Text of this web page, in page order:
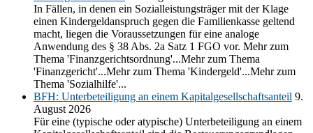
In Fällen, in denen ein Sozialleistungsträger mit der Klage
einen Kindergeldanspruch gegen die Familienkasse geltend
macht, liegen die Voraussetzungen für eine analoge
Anwendung des § 38 Abs. 2a Satz 1 FGO vor. Mehr zum
Thema 'Finanzgerichtsordnung'...Mehr zum Thema
'Finanzgericht'...Mehr zum Thema 'Kindergeld'...Mehr zum
Thema 'Sozialhilfe'...
BFH: Unterbeteiligung an einem Kapitalgesellschaftsanteil 9.
August 2026
Für eine (typische oder atypische) Unterbeteiligung an einem